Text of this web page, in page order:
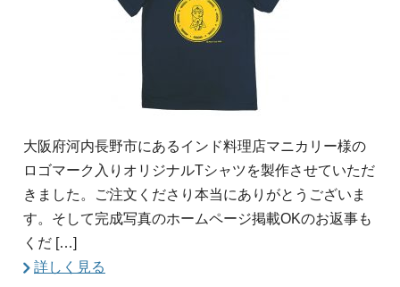
大阪府河内長野市にあるインド料理店マニカリー様の
ロゴマーク入りオリジナルTシャツを製作させていただ
きました。ご注文くださり本当にありがとうございま
す。そして完成写真のホームページ掲載OKのお返事も
くだ […]
詳しく見る